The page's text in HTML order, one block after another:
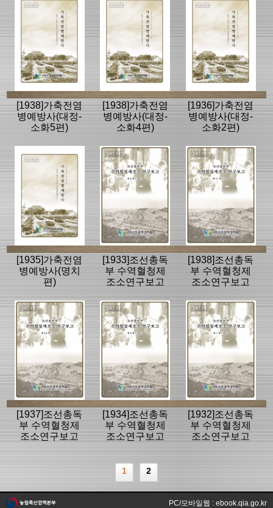
[1938]가축전염
병예방사(대정-
소화5편)
[1938]가축전염
병예방사(대정-
소화4편)
[1936]가축전염
병예방사(대정-
소화2편)
[1935]가축전염
병예방사(명치
편)
[1933]조선총독
부 수역혈청제
조소연구보고
[1938]조선총독
부 수역혈청제
조소연구보고
[1937]조선총독
부 수역혈청제
조소연구보고
[1934]조선총독
부 수역혈청제
조소연구보고
[1932]조선총독
부 수역혈청제
조소연구보고
1 2
PC/모바일웹 : ebook.qia.go.kr